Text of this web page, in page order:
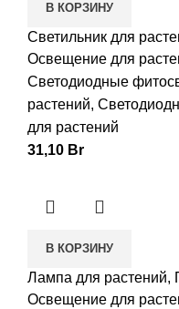
В КОРЗИНУ
Светильник для
Освещение для
Светодиодные
растений,
для растений
31,10 Br
В КОРЗИНУ
Лампа для растений,
Освещение для